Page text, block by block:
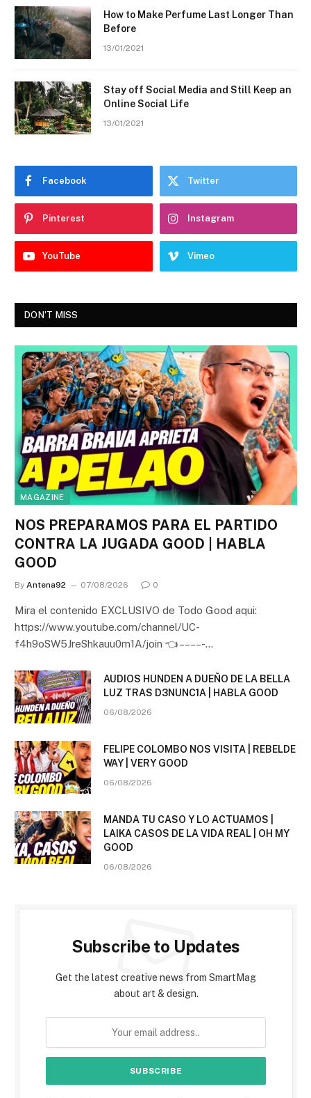
How to Make Perfume Last Longer Than
Before
13/01/2021
Stay off Social Media and Still Keep an
Online Social Life
13/01/2021
Facebook Twitter
Pinterest Instagram
YouTube Vimeo
DON'T MISS
MAGAZINE
NOS PREPARAMOS PARA EL PARTIDO
CONTRA LA JUGADA GOOD | HABLA
GOOD
By Antena92 07/08/2026 0
Mira el contenido EXCLUSIVO de Todo Good aqui:
https://www.youtube.com/channel/UC-
f4h9oSW5JreShkauu0m1A/join 👈 – – – – -…
AUDIOS HUNDEN A DUEÑO DE LA BELLA
LUZ TRAS D3NUNC1A | HABLA GOOD
06/08/2026
FELIPE COLOMBO NOS VISITA | REBELDE
WAY | VERY GOOD
06/08/2026
MANDA TU CASO Y LO ACTUAMOS |
LAIKA CASOS DE LA VIDA REAL | OH MY
GOOD
06/08/2026
Subscribe to Updates
Get the latest creative news from SmartMag
about art & design.